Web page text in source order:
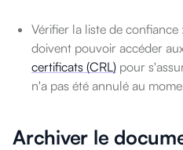
Vérifier la liste de
doivent pouvoir accéder
certificats (CRL) pour
n'a pas été annulé au
Archiver le